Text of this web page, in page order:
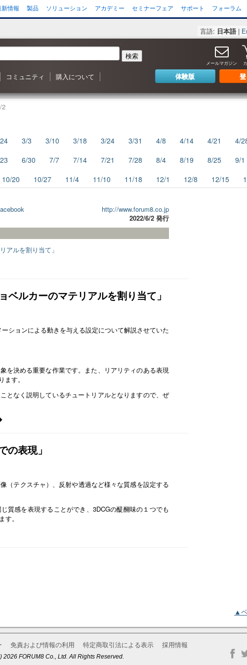
新情報 製品 ソリューション アカデミー セミナーフェア サポート フォーラム
言語: 日本語|
検索
イダンス
方かがですか？
ュートリアル
アル
でキャラクタを作成
始め
！
コミュニティ
Shade3D フォーラム
事例紹介・インタビュー
特集・コンテスト
ギャラリー
購入について
Shade3D 製品のご購入について
Shapeasy の購入
マジカルスケッチ 3D の購入
体験版
メールマガジン
2
3/3 3/10 3/18 3/24 3/31 4/8 4/14 4/21
4/
6/30 7/7 7/14 7/21 7/28 8/4 8/19 8/25
9/1
10/20 10/27 11/4 11/10 11/18 12/1 12/8 12/15
http://www.forum8.co.jp
2022/6/2 発行
アルを割り当て」
ルカーのマテリアルを割り当て」
ションによる動きを与える設定について解説させていた
を決める重要な作業です。また、リアリティのある表現
す。
となく説明しているチュートリアルとなりますので、ぜ
の表現」
（テクスチャ）、反射や透過など様々な質感を設定する
質感を表現することができ、3DCGの醍醐味の１つでも
。
▲
免責および情報の利用 特定商取引法による表示 採用情報
2026 FORUM8 Co., Ltd. All Rights Reserved.